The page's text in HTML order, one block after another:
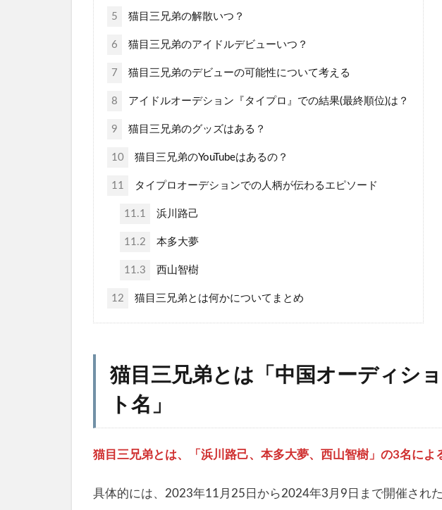
5 猫目三兄弟の解散いつ？
6 猫目三兄弟のアイドルデビューいつ？
7 猫目三兄弟のデビューの可能性について考える
8 アイドルオーデション『タイプロ』での結果(最終順位)は？
9 猫目三兄弟のグッズはある？
10 猫目三兄弟のYouTubeはあるの？
11 タイプロオーデションでの人柄が伝わるエピソード
11.1 浜川路己
11.2 本多大夢
11.3 西山智樹
12 猫目三兄弟とは何かについてまとめ
猫目三兄弟とは「中国オーディシ
ト名」
猫目三兄弟とは、「浜川路己、本多大夢、西山智樹」の3名によ
具体的には、2023年11月25日から2024年3月9日まで開催され